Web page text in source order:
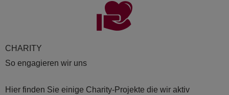
CHA­RI­TY
So engagieren wir uns
Hier finden Sie einige Charity-Projekte die wir aktiv